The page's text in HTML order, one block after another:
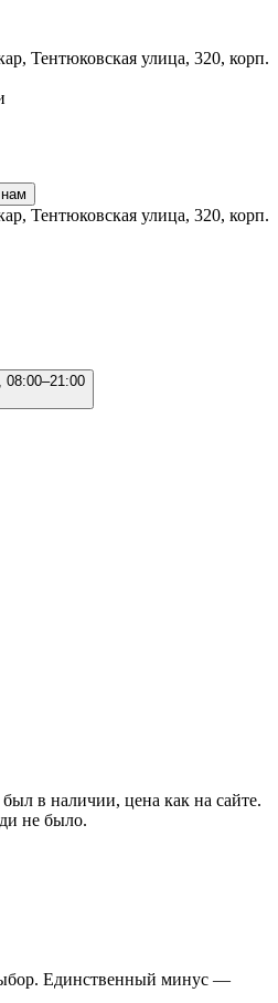
Тентюковская улица, 320, корп.
Тентюковская улица, 320, корп.
08:00–21:00
в наличии, цена как на сайте.
не было.
Единственный минус —